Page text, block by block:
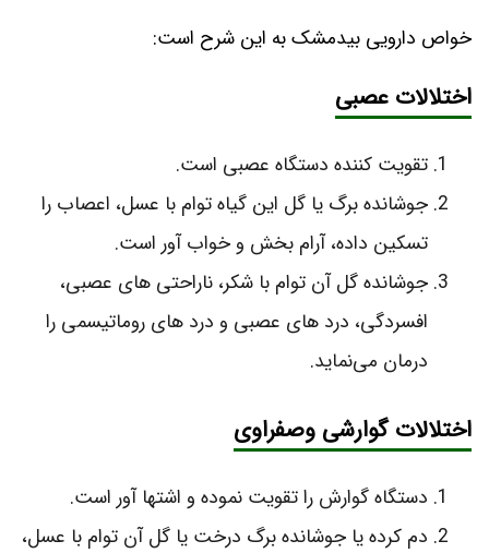
خواص دارویی بیدمشک به این شرح است:
اختلالات عصبی
تقویت کننده دستگاه عصبی است.
جوشانده برگ یا گل این گیاه توام با عسل، اعصاب را
تسکین داده، آرام بخش و خواب آور است.
جوشانده گل آن توام با شکر، ناراحتی‌ های عصبی،
افسردگی، درد های عصبی و درد های روماتیسمی را
درمان می‌نماید.
اختلالات گوارشی وصفراوی
دستگاه گوارش را تقویت نموده و اشتها آور است.
دم کرده یا جوشانده برگ درخت یا گل آن توام با عسل،